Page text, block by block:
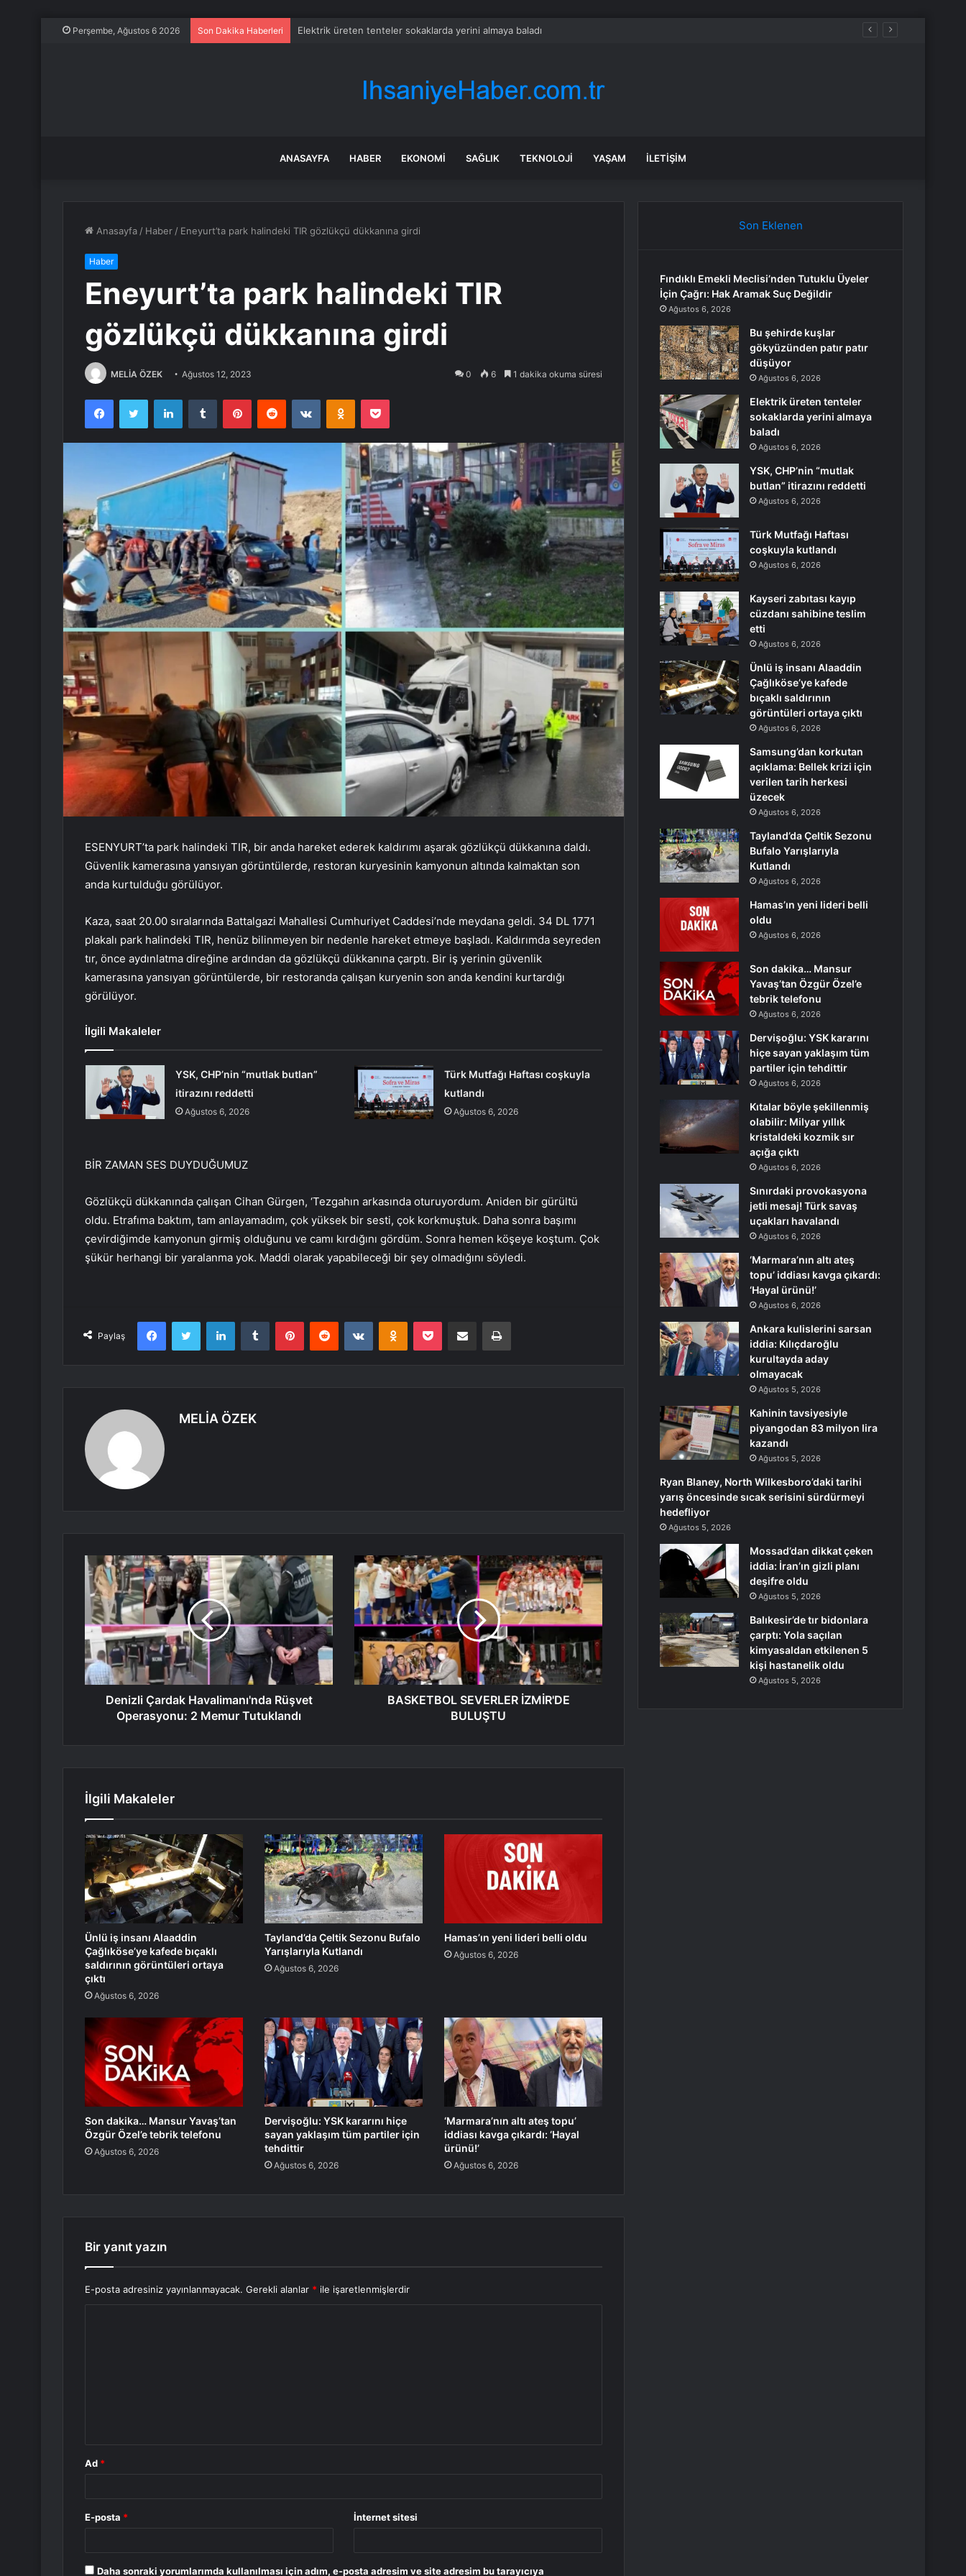
Perşembe, Ağustos 6 2026 Son Dakika Haberleri Elektrik üreten tenteler sokaklarda yerini almaya baladı
ANASAYFA HABER EKONOMI SAĞLIK TEKNOLOJI YAŞAM İLETIŞIM
Anasayfa / Haber / Eneyurt’ta park halindeki TIR gözlükçü dükkanına girdi
Haber
Eneyurt’ta park halindeki TIR
gözlükçü dükkanına girdi
MELİA ÖZEK Ağustos 12, 2023 0 6 1 dakika okuma süresi
FacebookTwitter LinkedInTumblr PinterestReddit VKontakteOdnoklassniki
Pocket
ESENYURT’ta park halindeki TIR, bir anda hareket ederek kaldırımı aşarak gözlükçü dükkanına daldı.
Güvenlik kamerasına yansıyan görüntülerde, restoran kuryesinin kamyonun altında kalmaktan son
anda kurtulduğu görülüyor.
Kaza, saat 20.00 sıralarında Battalgazi Mahallesi Cumhuriyet Caddesi’nde meydana geldi. 34 DL 1771
plakalı park halindeki TIR, henüz bilinmeyen bir nedenle hareket etmeye başladı. Kaldırımda seyreden
tır, önce aydınlatma direğine ardından da gözlükçü dükkanına çarptı. Bir iş yerinin güvenlik
kamerasına yansıyan görüntülerde, bir restoranda çalışan kuryenin son anda kendini kurtardığı
görülüyor.
İlgili Makaleler
YSK, CHP’nin “mutlak butlan”
itirazını reddetti
Ağustos 6, 2026
Türk Mutfağı Haftası coşkuyla
kutlandı
Ağustos 6, 2026
BİR ZAMAN SES DUYDUĞUMUZ
Gözlükçü dükkanında çalışan Cihan Gürgen, ‘Tezgahın arkasında oturuyordum. Aniden bir gürültü
oldu. Etrafıma baktım, tam anlayamadım, çok yüksek bir sesti, çok korkmuştuk. Daha sonra başımı
çevirdiğimde kamyonun girmiş olduğunu ve camı kırdığını gördüm. Sonra hemen köşeye koştum. Çok
şükür herhangi bir yaralanma yok. Maddi olarak yapabileceği bir şey olmadığını söyledi.
Paylaş
FacebookTwitter LinkedInTumblr PinterestReddit VKontakteOdnoklassniki
Pocket E-Posta ile paylaş Yazdır
MELİA ÖZEK
Denizli Çardak Havalimanı'nda Rüşvet
Operasyonu: 2 Memur Tutuklandı
BASKETBOL SEVERLER İZMİR'DE
BULUŞTU
İlgili Makaleler
Ünlü iş insanı Alaaddin
Çağlıköse’ye kafede bıçaklı
saldırının görüntüleri ortaya
çıktı
Ağustos 6, 2026
Tayland’da Çeltik Sezonu Bufalo
Yarışlarıyla Kutlandı
Ağustos 6, 2026
Hamas’ın yeni lideri belli oldu
Ağustos 6, 2026
Son dakika… Mansur Yavaş’tan
Özgür Özel’e tebrik telefonu
Ağustos 6, 2026
Dervişoğlu: YSK kararını hiçe
sayan yaklaşım tüm partiler için
tehdittir
Ağustos 6, 2026
‘Marmara’nın altı ateş topu’
iddiası kavga çıkardı: ‘Hayal
ürünü!’
Ağustos 6, 2026
Bir yanıt yazın
E-posta adresiniz yayınlanmayacak. Gerekli alanlar * ile işaretlenmişlerdir
Ad *
E-posta * İnternet sitesi
Daha sonraki yorumlarımda kullanılması için adım, e-posta adresim ve site adresim bu tarayıcıya
Son Eklenen
Fındıklı Emekli Meclisi’nden Tutuklu Üyeler
İçin Çağrı: Hak Aramak Suç Değildir
Ağustos 6, 2026
Bu şehirde kuşlar
gökyüzünden patır patır
düşüyor
Ağustos 6, 2026
Elektrik üreten tenteler
sokaklarda yerini almaya
baladı
Ağustos 6, 2026
YSK, CHP’nin “mutlak
butlan” itirazını reddetti
Ağustos 6, 2026
Türk Mutfağı Haftası
coşkuyla kutlandı
Ağustos 6, 2026
Kayseri zabıtası kayıp
cüzdanı sahibine teslim
etti
Ağustos 6, 2026
Ünlü iş insanı Alaaddin
Çağlıköse’ye kafede
bıçaklı saldırının
görüntüleri ortaya çıktı
Ağustos 6, 2026
Samsung’dan korkutan
açıklama: Bellek krizi için
verilen tarih herkesi
üzecek
Ağustos 6, 2026
Tayland’da Çeltik Sezonu
Bufalo Yarışlarıyla
Kutlandı
Ağustos 6, 2026
Hamas’ın yeni lideri belli
oldu
Ağustos 6, 2026
Son dakika… Mansur
Yavaş’tan Özgür Özel’e
tebrik telefonu
Ağustos 6, 2026
Dervişoğlu: YSK kararını
hiçe sayan yaklaşım tüm
partiler için tehdittir
Ağustos 6, 2026
Kıtalar böyle şekillenmiş
olabilir: Milyar yıllık
kristaldeki kozmik sır
açığa çıktı
Ağustos 6, 2026
Sınırdaki provokasyona
jetli mesaj! Türk savaş
uçakları havalandı
Ağustos 6, 2026
‘Marmara’nın altı ateş
topu’ iddiası kavga çıkardı:
‘Hayal ürünü!’
Ağustos 6, 2026
Ankara kulislerini sarsan
iddia: Kılıçdaroğlu
kurultayda aday
olmayacak
Ağustos 5, 2026
Kahinin tavsiyesiyle
piyangodan 83 milyon lira
kazandı
Ağustos 5, 2026
Ryan Blaney, North Wilkesboro’daki tarihi
yarış öncesinde sıcak serisini sürdürmeyi
hedefliyor
Ağustos 5, 2026
Mossad’dan dikkat çeken
iddia: İran’ın gizli planı
deşifre oldu
Ağustos 5, 2026
Balıkesir’de tır bidonlara
çarptı: Yola saçılan
kimyasaldan etkilenen 5
kişi hastanelik oldu
Ağustos 5, 2026